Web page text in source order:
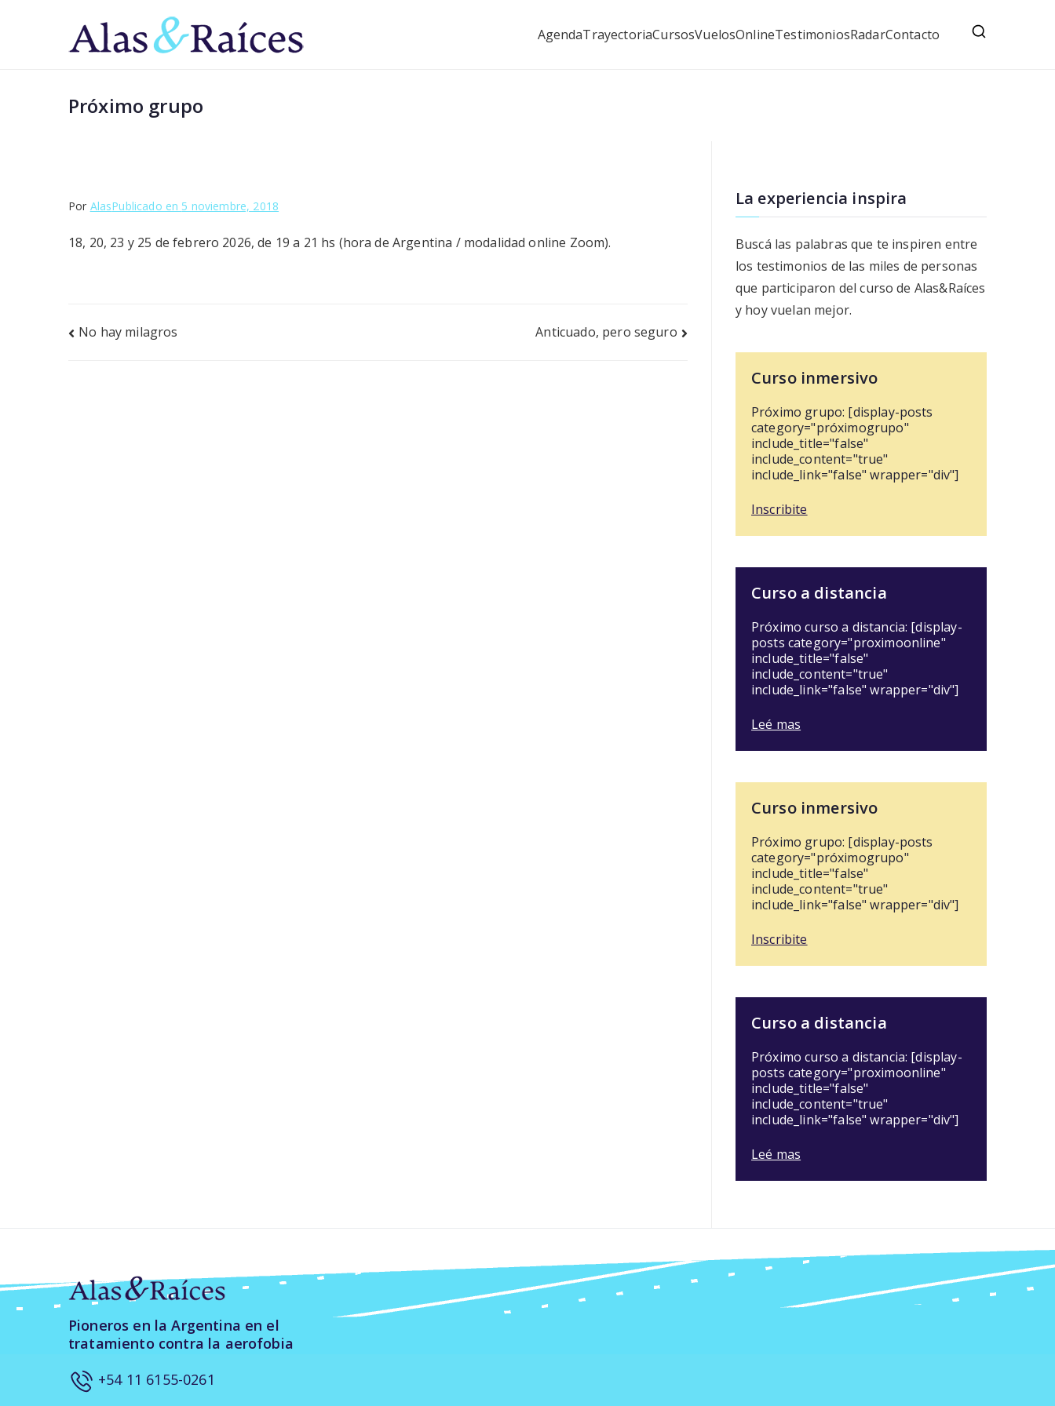
Superá el miedo a volar con los pioneros
AgendaTrayectoriaCursosVuelosOnlineTestimoniosRadarContacto
Próximo grupo
Por AlasPublicado en 5 noviembre, 2018
18, 20, 23 y 25 de febrero 2026, de 19 a 21 hs (hora de Argentina / modalidad online Zoom).
Navegación
No hay milagros Anticuado, pero seguro
La experiencia inspira
Buscá las palabras que te inspiren entre
los testimonios de las miles de personas
que participaron del curso de Alas&Raíces
y hoy vuelan mejor.
Curso inmersivo
Próximo grupo: [display-posts
category="próximogrupo"
include_title="false"
include_content="true"
include_link="false" wrapper="div"]
Inscribite
Curso a distancia
Próximo curso a distancia: [display-
posts category="proximoonline"
include_title="false"
include_content="true"
include_link="false" wrapper="div"]
Leé mas
Curso inmersivo
Próximo grupo: [display-posts
category="próximogrupo"
include_title="false"
include_content="true"
include_link="false" wrapper="div"]
Inscribite
Curso a distancia
Próximo curso a distancia: [display-
posts category="proximoonline"
include_title="false"
include_content="true"
include_link="false" wrapper="div"]
Leé mas
Pioneros en la Argentina en el
tratamiento contra la aerofobia
+54 11 6155-0261